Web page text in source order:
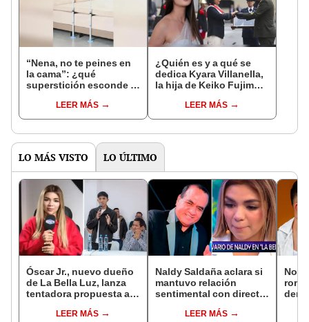
“Nena, no te peines en
la cama”: ¿qué
superstición esconde la
Enanitos Verdes?
LEER MÁS
¿Quién es y a qué se
dedica Kyara Villanella,
la hija de Keiko Fujimori
nivel nacional?
LEER MÁS
LO MÁS VISTO LO ÚLTIMO
Óscar Jr., nuevo dueño
de La Bella Luz, lanza
tentadora propuesta a
denuncia por
LEER MÁS
Naldy Saldaña aclara si
mantuvo relación
sentimental con director
denunciarlo por
LEER MÁS